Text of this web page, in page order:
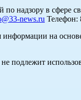
надзору в сфере
news.ru Телефон:
на
не подлежит